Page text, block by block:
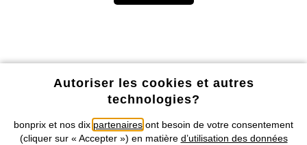
Autoriser les cookies et autres
technologies?
bonprix et nos dix partenaires ont besoin de votre consentement
(cliquer sur « Accepter ») en matière d’utilisation des données